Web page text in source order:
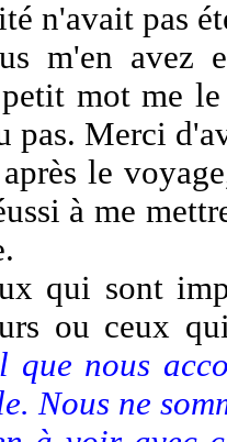
n'avait pas
avez
mot me
pas. Merci
le
à me
qui sont
ou ceux
que nous
Nous ne